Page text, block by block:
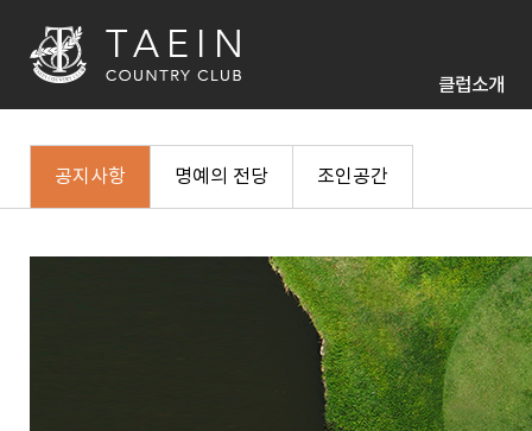
클럽소개
공지사항 명예의 전당 조인공간